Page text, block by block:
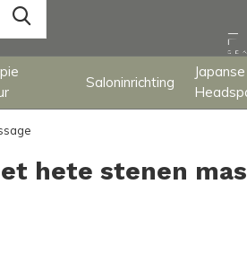
Saloninrichting
Japanse
hete stenen